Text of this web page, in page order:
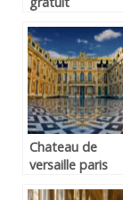
Chateau de
versaille paris